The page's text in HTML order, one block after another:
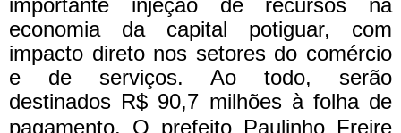
importante injeção de recursos na
economia da capital potiguar, com
impacto direto nos setores do comércio
e de serviços. Ao todo, serão
destinados R$ 90,7 milhões à folha de
pagamento. O prefeito Paulinho Freire